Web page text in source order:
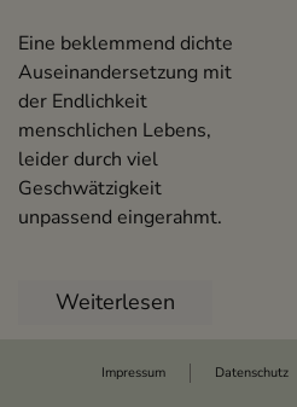
Eine beklemmend dichte
Auseinandersetzung mit
der Endlichkeit
menschlichen Lebens,
leider durch viel
Geschwätzigkeit
unpassend eingerahmt.
Weiterlesen
Impressum Datenschutz